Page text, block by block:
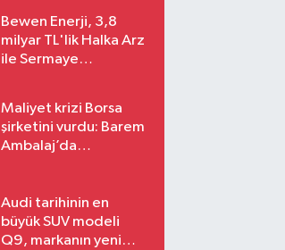
Bewen Enerji, 3,8
milyar TL'lik Halka Arz
ile Sermaye
Maliyet krizi Borsa
şirketini vurdu: Barem
Ambalaj’da
Audi tarihinin en
büyük SUV modeli
Q9, markanın yeni